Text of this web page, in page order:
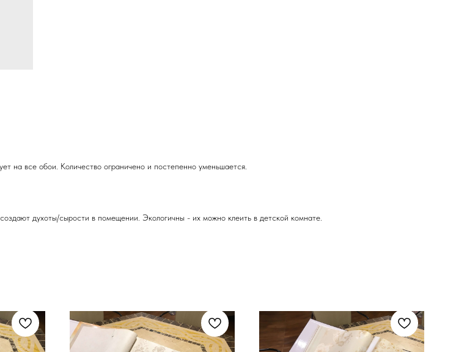
на все обои. Количество ограничено и постепенно уменьшается.
духоты/сырости в помещении. Экологичны - их можно клеить в детской комнате.